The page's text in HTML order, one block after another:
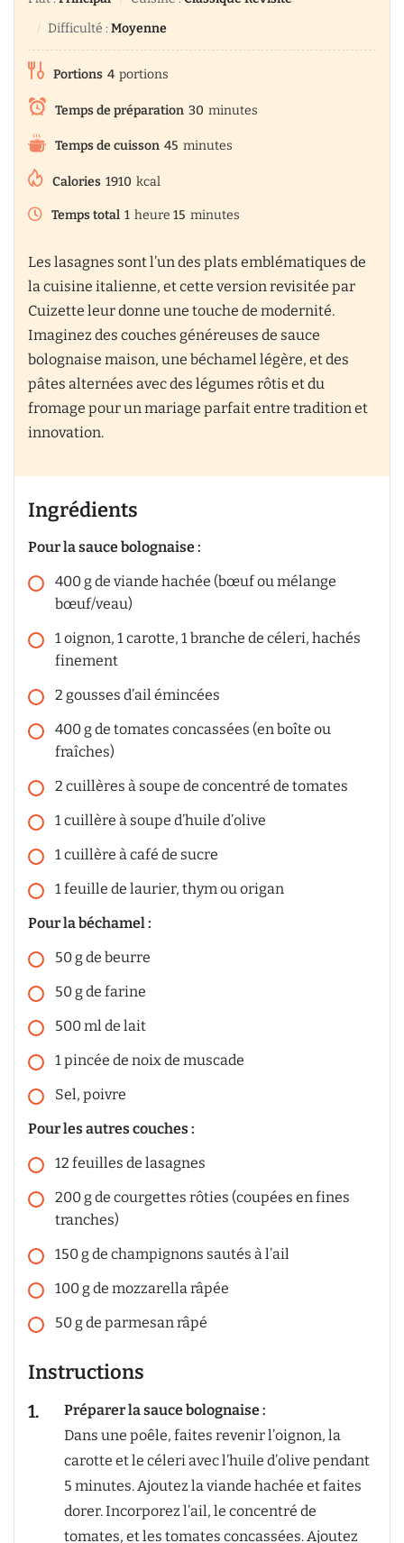
Difficulté : Moyenne
Portions 4 portions
Temps de préparation 30 minutes
Temps de cuisson 45 minutes
Calories 1910 kcal
Temps total 1 heure 15 minutes
Les lasagnes sont l’un des plats emblématiques de
la cuisine italienne, et cette version revisitée par
Cuizette leur donne une touche de modernité.
Imaginez des couches généreuses de sauce
bolognaise maison, une béchamel légère, et des
pâtes alternées avec des légumes rôtis et du
fromage pour un mariage parfait entre tradition et
innovation.
Ingrédients
Pour la sauce bolognaise :
400gde viande hachée (bœuf ou mélange
bœuf/veau)
1 oignon, 1 carotte, 1 branche de céleri, hachés
finement
2 gousses d’ail émincées
400gde tomates concassées (en boîte ou
fraîches)
2 cuillères à soupe de concentré de tomates
1 cuillère à soupe d’huile d’olive
1 cuillère à café de sucre
1 feuille de laurier, thym ou origan
Pour la béchamel :
50gde beurre
50gde farine
500ml de lait
1 pincée de noix de muscade
Sel, poivre
Pour les autres couches :
12 feuilles de lasagnes
200gde courgettes rôties (coupées en fines
tranches)
150gde champignons sautés à l’ail
100gde mozzarella râpée
50gde parmesan râpé
Instructions
Préparer la sauce bolognaise :
Dans une poêle, faites revenir l’oignon, la
carotte et le céleri avec l’huile d’olive pendant
5 minutes. Ajoutez la viande hachée et faites
dorer. Incorporez l’ail, le concentré de
tomates, et les tomates concassées. Ajoutez